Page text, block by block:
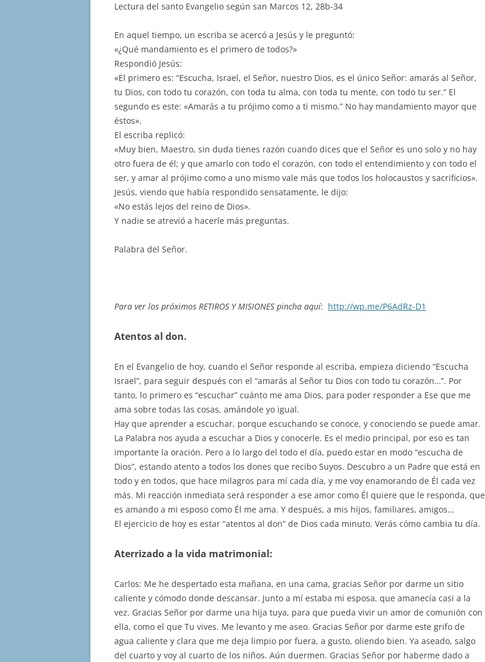
Lectura del santo Evangelio según san Marcos 12, 28b-34
En aquel tiempo, un escriba se acercó a Jesús y le preguntó:
«¿Qué mandamiento es el primero de todos?»
Respondió Jesús:
«El primero es: “Escucha, Israel, el Señor, nuestro Dios, es el único Señor: amarás al Señor,
tu Dios, con todo tu corazón, con toda tu alma, con toda tu mente, con todo tu ser.” El
segundo es este: «Amarás a tu prójimo como a ti mismo.” No hay mandamiento mayor que
éstos».
El escriba replicó:
«Muy bien, Maestro, sin duda tienes razón cuando dices que el Señor es uno solo y no hay
otro fuera de él; y que amarlo con todo el corazón, con todo el entendimiento y con todo el
ser, y amar al prójimo como a uno mismo vale más que todos los holocaustos y sacrificios».
Jesús, viendo que había respondido sensatamente, le dijo:
«No estás lejos del reino de Dios».
Y nadie se atrevió a hacerle más preguntas.
Palabra del Señor.
Para ver los próximos RETIROS Y MISIONES pincha aquí: http://wp.me/P6AdRz-D1
Atentos al don.
En el Evangelio de hoy, cuando el Señor responde al escriba, empieza diciendo “Escucha
Israel”, para seguir después con el “amarás al Señor tu Dios con todo tu corazón…”. Por
tanto, lo primero es “escuchar” cuánto me ama Dios, para poder responder a Ese que me
ama sobre todas las cosas, amándole yo igual.
Hay que aprender a escuchar, porque escuchando se conoce, y conociendo se puede amar.
La Palabra nos ayuda a escuchar a Dios y conocerle. Es el medio principal, por eso es tan
importante la oración. Pero a lo largo del todo el día, puedo estar en modo “escucha de
Dios”, estando atento a todos los dones que recibo Suyos. Descubro a un Padre que está en
todo y en todos, que hace milagros para mí cada día, y me voy enamorando de Él cada vez
más. Mi reacción inmediata será responder a ese amor como Él quiere que le responda, que
es amando a mi esposo como Él me ama. Y después, a mis hijos, familiares, amigos…
El ejercicio de hoy es estar “atentos al don” de Dios cada minuto. Verás cómo cambia tu día.
Aterrizado a la vida matrimonial:
Carlos: Me he despertado esta mañana, en una cama, gracias Señor por darme un sitio
caliente y cómodo donde descansar. Junto a mí estaba mi esposa, que amanecía casi a la
vez. Gracias Señor por darme una hija tuya, para que pueda vivir un amor de comunión con
ella, como el que Tu vives. Me levanto y me aseo. Gracias Señor por darme este grifo de
agua caliente y clara que me deja limpio por fuera, a gusto, oliendo bien. Ya aseado, salgo
del cuarto y voy al cuarto de los niños. Aún duermen. Gracias Señor por haberme dado a